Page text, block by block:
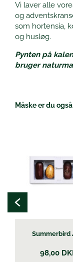
Vi laver alle
og
som hortensia,
og husløg.
Pynten på
bruger
Måske er du
Summerbird
98,00